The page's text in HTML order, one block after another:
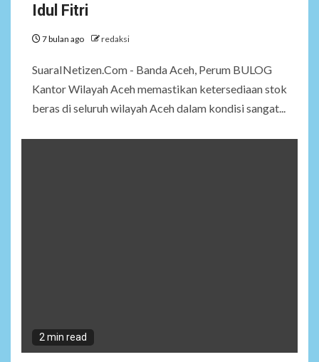
Idul Fitri
7 bulan ago redaksi
SuaraINetizen.Com - Banda Aceh, Perum BULOG
Kantor Wilayah Aceh memastikan ketersediaan stok
beras di seluruh wilayah Aceh dalam kondisi sangat...
2 min read